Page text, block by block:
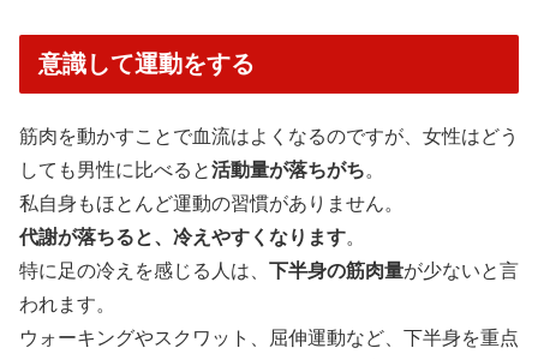
意識して運動をする
筋肉を動かすことで血流はよくなるのですが、女性はどう
しても男性に比べると活動量が落ちがち。
私自身もほとんど運動の習慣がありません。
代謝が落ちると、冷えやすくなります。
特に足の冷えを感じる人は、 下半身の筋肉量が少ないと言
われます。
ウォーキングやスクワット、屈伸運動など、下半身を重点